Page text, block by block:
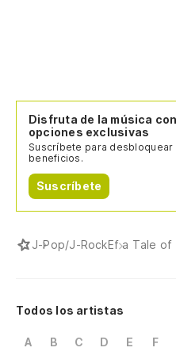
Disfruta de la música con
opciones exclusivas
Suscríbete para desbloquear
beneficios.
Suscríbete
J-Pop/J-RockEf a Tale of
Todos los artistas
A B C D E F